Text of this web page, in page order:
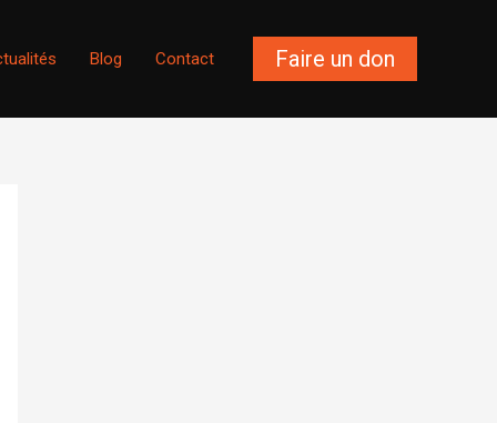
Blog Contact Faire un don